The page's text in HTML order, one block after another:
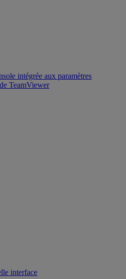
intégrée aux paramètres
TeamViewer
interface